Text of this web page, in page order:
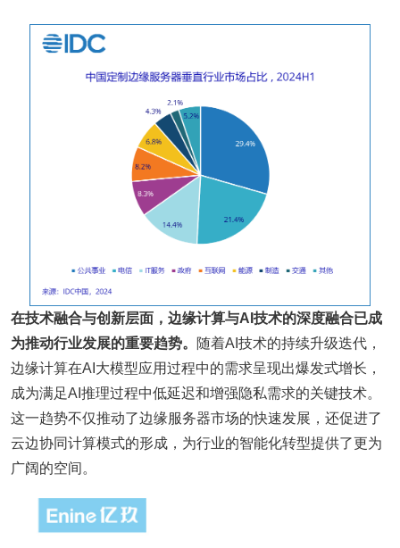
在技术融合与创新层面，边缘计算与AI技术的深度融合已成
为推动行业发展的重要趋势。
随着AI技术的持续升级迭代，
边缘计算在AI大模型应用过程中的需求呈现出爆发式增长，
成为满足AI推理过程中低延迟和增强隐私需求的关键技术。
这一趋势不仅推动了边缘服务器市场的快速发展，还促进了
云边协同计算模式的形成，为行业的智能化转型提供了更为
广阔的空间。